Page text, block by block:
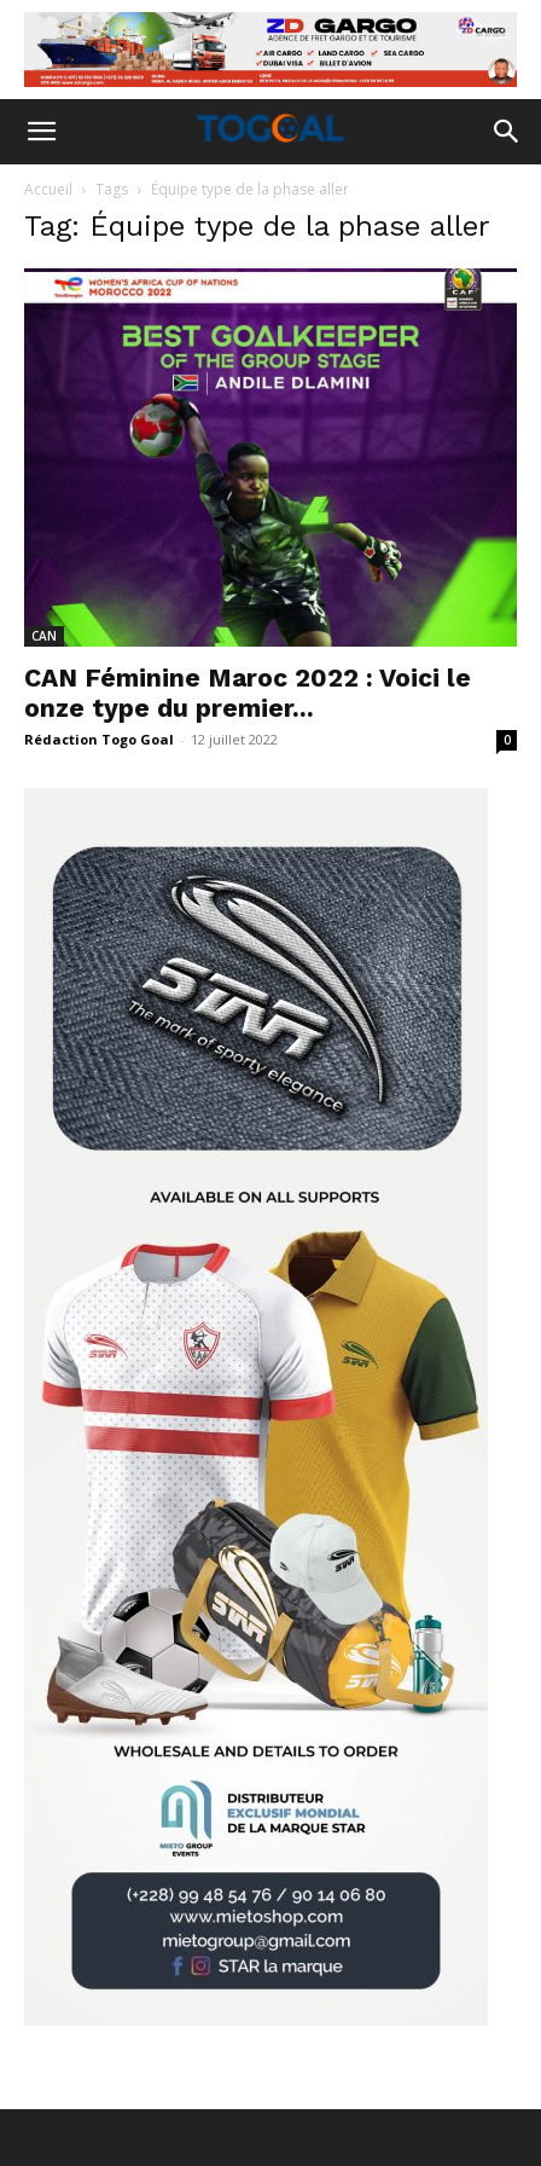
Accueil Tags Équipe type de la phase aller
Tag: Équipe type de la phase aller
CAN
CAN Féminine Maroc 2022 : Voici le
onze type du premier...
Rédaction Togo Goal - 12 juillet 2022 0